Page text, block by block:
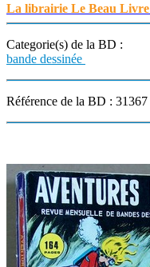
La librairie Le Beau Livre
Categorie(s) de la BD :
bande dessinée
Référence de la BD : 31367